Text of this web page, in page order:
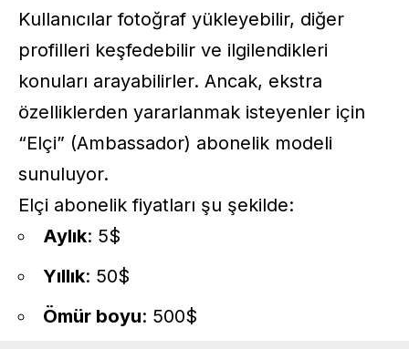
Kullanıcılar fotoğraf yükleyebilir, diğer
profilleri keşfedebilir ve ilgilendikleri
konuları arayabilirler. Ancak, ekstra
özelliklerden yararlanmak isteyenler için
“Elçi” (Ambassador) abonelik modeli
sunuluyor.
Elçi abonelik fiyatları şu şekilde:
Aylık: 5$
Yıllık: 50$
Ömür boyu: 500$